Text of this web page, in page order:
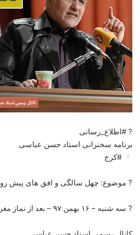
? #اطلاع_رسانی
برنامه سخنرانی استاد حسن عباسی
#کرج
? موضوع: چهل سالگی و افق های پیش رو
? سه شنبه – ۱۶ بهمن ۹۷ – بعد از نماز مغرب و عشاء